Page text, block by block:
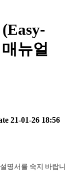
뉴얼
21-01-26 18:56
명서를 숙지 바랍니